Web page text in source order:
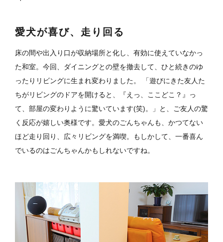
愛犬が喜び、走り回る
床の間や出入り口が収納場所と化し、有効に使えていなかっ
た和室。今回、ダイニングとの壁を撤去して、ひと続きのゆ
ったりリビングに生まれ変わりました。 「遊びにきた友人た
ちがリビングのドアを開けると、『えっ、ここどこ？』っ
て、部屋の変わりように驚いています(笑)。」と、ご友人の驚
く反応が嬉しい奥様です。 愛犬のごんちゃんも、かつてない
ほど走り回り、広々リビングを満喫。もしかして、一番喜ん
でいるのはごんちゃんかもしれないですね。